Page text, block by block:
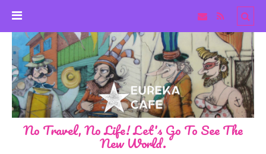
No Travel, No Life! Let's Go To See The
New World.